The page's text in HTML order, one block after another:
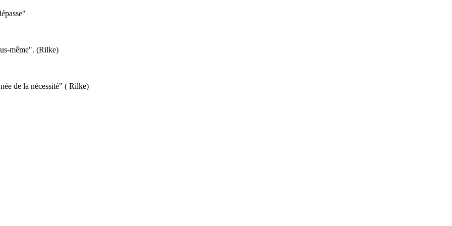
même". (Rilke)
de la nécessité" ( Rilke)